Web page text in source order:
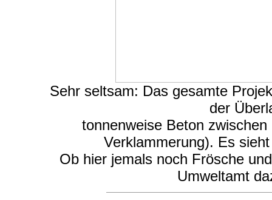
Sehr seltsam: Das gesamte
der
tonnenweise Beton
Verklammerung). Es
Ob hier jemals noch Frösche
Umweltamt